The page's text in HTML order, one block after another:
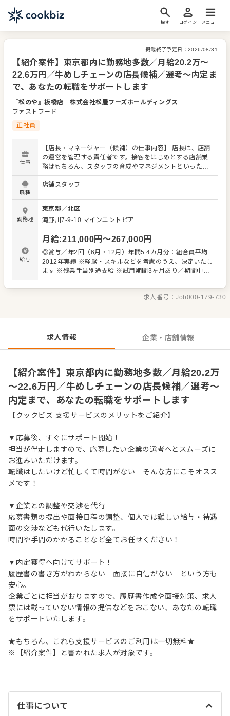
探す ログイン メニュー
掲載終了予定日： 2026/08/31
【紹介案件】東京都内に勤務地多数／月給20.2万～
22.6万円／牛めしチェーンの店長候補／選考～内定ま
で、あなたの転職をサポートします
『松のや』板橋店 ｜株式会社松屋フーズホールディングス
ファストフード
正社員
仕事
【店長・マネージャー（候補）の仕事内容】 店長は、店舗
の運営を管理する責任者です。接客をはじめとする店舗業
務はもちろん、スタッフの育成やマネジメントといった重
要な役割を担います。メインとなるのは、販促イベントや
キャンペーンの企画なども含め、売上に繋げていくことで
あなたならではのアイデアを積極的に発信してください。
【具体的には…】 ・ホール、キッチンの全体管理 ・予約管
理、電話対応 ・接客、サービス全般 ・売上管理、在庫管理
・スタッフの育成やマネジメント、シフト管理 など 入社
後はスキルに合わせた業務からお任せしますので、徐々に
仕事の幅を広げていきましょう。成長をしっかりサポート
しますので、経験に関わらず安心してスタートできる環境
です。 ゆくゆくはさらにステップアップなどめざせます。
職種
店舗スタッフ
勤務地
東京都／北区
滝野川7-9-10 マインエントピア
給与
月給:211,000円〜267,000円
◎賞与／年2回（6月・12月）年間5.4カ月分：組合員平均
2012年実績 ※経験・スキルなどを考慮のうえ、決定いたし
ます ※残業手当別途支給 ※試用期間3ヶ月あり／期間中、
給与など変動はありません 【年収イメージ】 ◆店舗主任
（入社1年目）／年収405万円～ ◆店長就任後／年収480万
円～589万円（賞与 年2回、役職手当を含む） 【給与テー
（手当は別途）
求人番号：Job000-179-730
求人情報 企業・店舗情報
【紹介案件】東京都内に勤務地多数／月給20.2万
～22.6万円／牛めしチェーンの店長候補／選考～
内定まで、あなたの転職をサポートします
【クックビズ 支援サービスのメリットをご紹介】
▼応募後、すぐにサポート開始！
担当が伴走しますので、応募したい企業の選考へとスムーズに
お進みいただけます。
転職はしたいけど忙しくて時間がない…そんな方にこそオスス
メです！
▼企業との調整や交渉を代行
応募書類の提出や面接日程の調整、個人では難しい給与・待遇
面の交渉なども代行いたします。
時間や手間のかかることなど全てお任せください！
▼内定獲得へ向けてサポート！
履歴書の書き方がわからない…面接に自信がない…という方も
安心。
企業ごとに担当がおりますので、履歴書作成や面接対策、求人
票には載っていない情報の提供などをおこない、あなたの転職
をサポートいたします。
★もちろん、これら支援サービスのご利用は一切無料★
※【紹介案件】と書かれた求人が対象です。
仕事について